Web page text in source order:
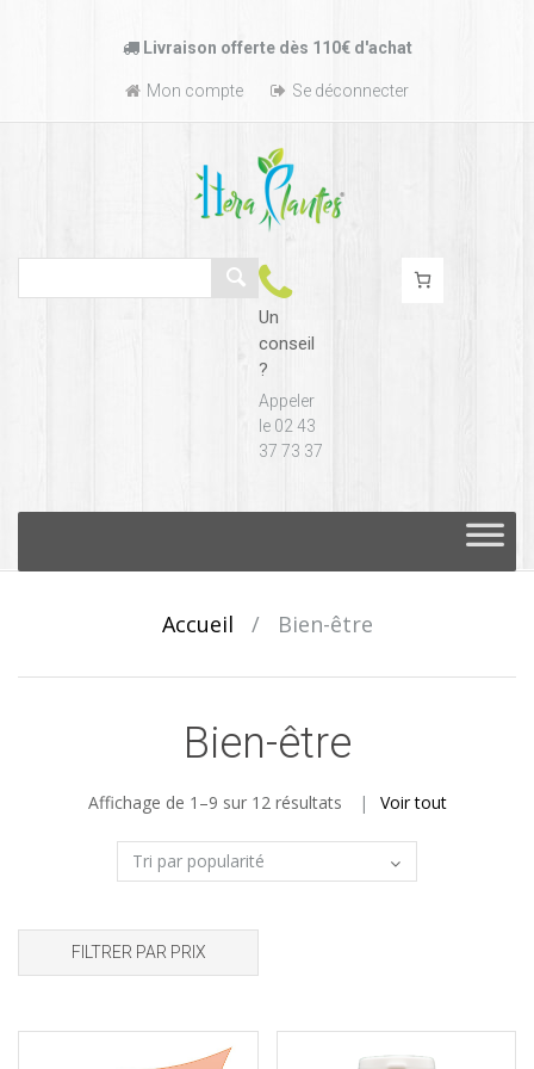
au
Livraison offerte dès 110€ d'achat
Mon compte Se déconnecter
Un
conseil
?
Appeler
le 02 43
37 73 37
contenu
Accueil / Bien-être
Bien-être
Affichage de 1–9 sur 12 résultats Voir tout
FILTRER PAR PRIX
Ajouter à la liste d'envies Ajouter à la liste